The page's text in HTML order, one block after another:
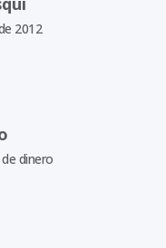
2012
dinero